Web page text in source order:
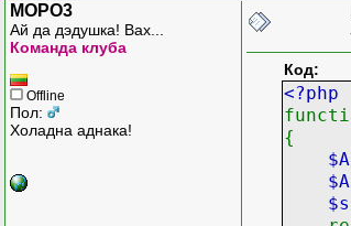
MOPO3
Ай да дэдушка! Вах...
Команда клуба
Offline
Пол:
Холадна аднака!
Код:
<?php
{